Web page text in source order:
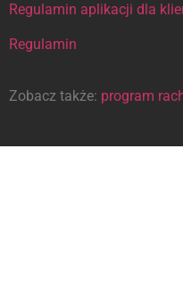
Regulamin aplikacji dla
Regulamin
Zobacz także: program